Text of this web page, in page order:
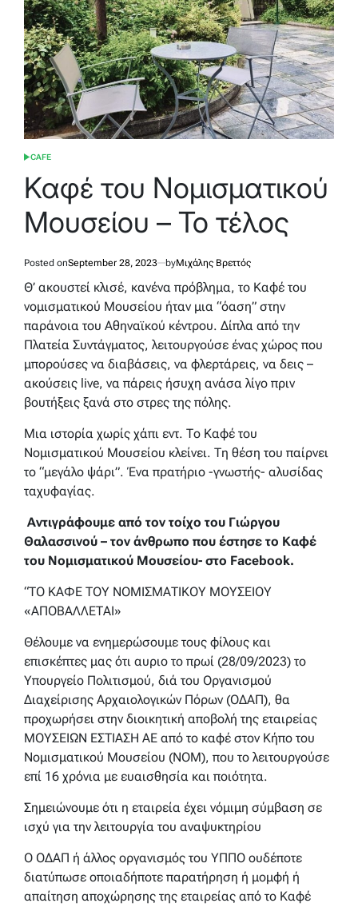
POSTED
CAFE
Καφέ του Νομισματικού
Μουσείου – Το τέλος
Posted onSeptember 28, 2023 byΜιχάλης Βρεττός
Θ’ ακουστεί κλισέ, κανένα πρόβλημα, το Καφέ του
νομισματικού Μουσείου ήταν μια “όαση” στην
παράνοια του Αθηναϊκού κέντρου. Δίπλα από την
Πλατεία Συντάγματος, λειτουργούσε ένας χώρος που
μπορούσες να διαβάσεις, να φλερτάρεις, να δεις –
ακούσεις live, να πάρεις ήσυχη ανάσα λίγο πριν
βουτήξεις ξανά στο στρες της πόλης.
Μια ιστορία χωρίς χάπι εντ. Το Καφέ του
Νομισματικού Μουσείου κλείνει. Τη θέση του παίρνει
το “μεγάλο ψάρι”. Ένα πρατήριο -γνωστής- αλυσίδας
ταχυφαγίας.
Αντιγράφουμε από τον τοίχο του Γιώργου
Θαλασσινού – τον άνθρωπο που έστησε το Καφέ
του Νομισματικού Μουσείου- στο Facebook.
“ΤΟ ΚΑΦΕ ΤΟΥ ΝΟΜΙΣΜΑΤΙΚΟΥ ΜΟΥΣΕΙΟΥ
«ΑΠΟΒΑΛΛΕΤΑΙ»
Θέλουμε να ενημερώσουμε τους φίλους και
επισκέπτες μας ότι αυριο το πρωί (28/09/2023) το
Υπουργείο Πολιτισμού, διά του Οργανισμού
Διαχείρισης Αρχαιολογικών Πόρων (ΟΔΑΠ), θα
προχωρήσει στην διοικητική αποβολή της εταιρείας
ΜΟΥΣΕΙΩΝ ΕΣΤΙΑΣΗ ΑΕ από το καφέ στον Κήπο του
Νομισματικού Μουσείου (ΝΟΜ), που το λειτουργούσε
επί 16 χρόνια με ευαισθησία και ποιότητα.
Σημειώνουμε ότι η εταιρεία έχει νόμιμη σύμβαση σε
ισχύ για την λειτουργία του αναψυκτηρίου
Ο ΟΔΑΠ ή άλλος οργανισμός του ΥΠΠΟ ουδέποτε
διατύπωσε οποιαδήποτε παρατήρηση ή μομφή ή
απαίτηση αποχώρησης της εταιρείας από το Καφέ